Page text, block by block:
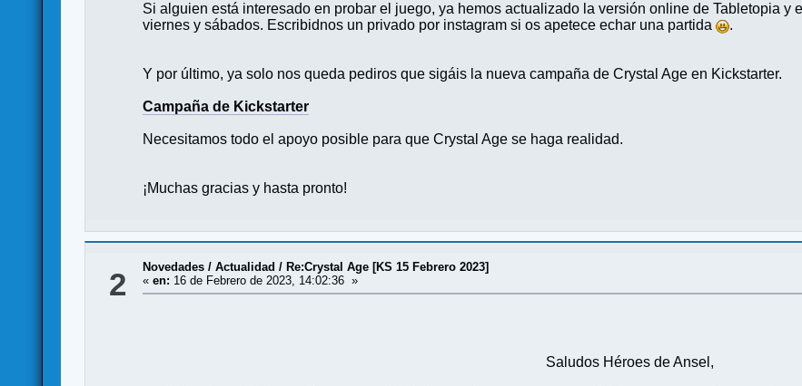
Si alguien está interesado en probar el juego, ya hemos actualizado la versión online de Tabletopia y
viernes y sábados. Escribidnos un privado por instagram si os apetece echar una partida
.
Y por último, ya solo nos queda pediros que sigáis la nueva campaña de Crystal Age en Kickstarter.
Campaña de Kickstarter
Necesitamos todo el apoyo posible para que Crystal Age se haga realidad.
¡Muchas gracias y hasta pronto!
2 Novedades / Actualidad / Re:Crystal Age [KS 15 Febrero 2023]
«en: 16 de Febrero de 2023, 14:02:36 »
Saludos Héroes de Ansel,